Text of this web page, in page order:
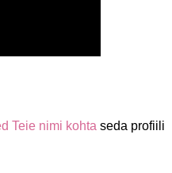
Teie nimi kohta seda profiili